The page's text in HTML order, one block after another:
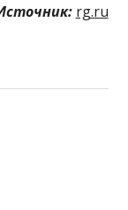
rg.ru